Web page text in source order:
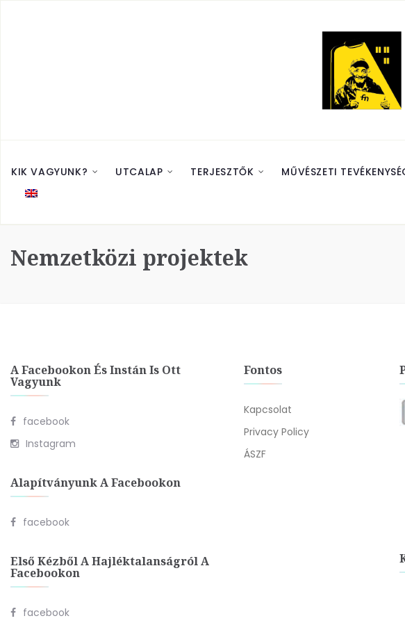
KIK VAGYUNK? UTCALAP TERJESZTŐK MŰVÉSZETI
Nemzetközi projektek
A Facebookon És Instán Is Ott
Vagyunk
facebook
Instagram
Alapítványunk A Facebookon
facebook
Első Kézből A Hajléktalanságról A
Facebookon
facebook
Fontos
Kapcsolat
Privacy Policy
ÁSZF